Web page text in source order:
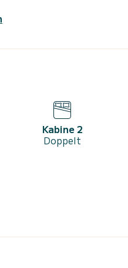
Kabine 2
Doppelt